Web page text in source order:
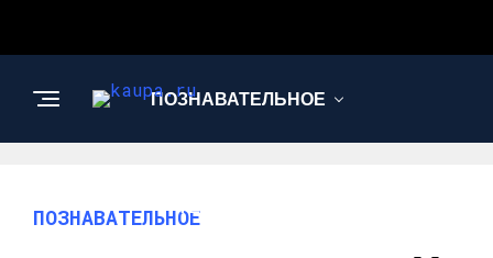
ПОЗНАВАТЕЛЬНОЕ
ТЕХНОЛОГИИ
ПОЗНАВАТЕЛЬНОЕ